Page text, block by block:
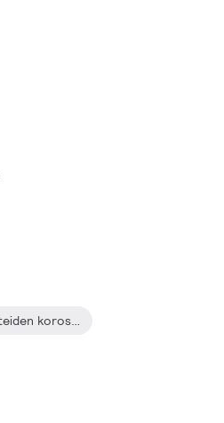
Elintarvikkeiden valaistus: spektrijakauma optimoitu lihatuotteiden korostamiseen